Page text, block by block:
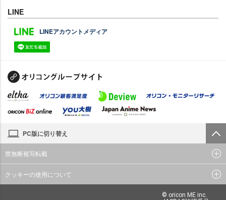
LINE
LINEアカウントメディア
PC版に切り替え
禁無断複写転載
クッキーの使用について
© oricon ME inc.